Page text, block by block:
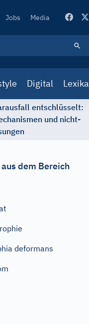
Jobs Media
Digital Lexika
entschlüsselt:
und nicht-
dem Bereich
deformans